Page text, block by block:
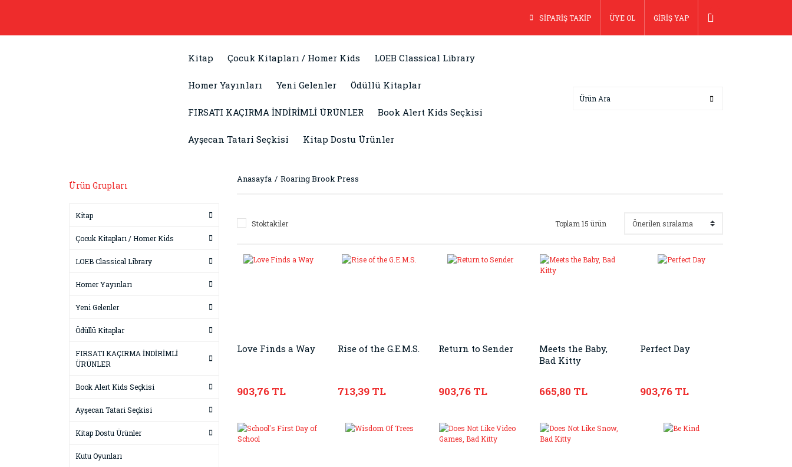
SİPARİŞ TAKİP ÜYE OL GİRİŞ YAP
Kitap Çocuk Kitapları / Homer Kids LOEB Classical Library
Homer Yayınları Yeni Gelenler Ödüllü Kitaplar
FIRSATI KAÇIRMA İNDİRİMLİ ÜRÜNLER Book Alert Kids Seçkisi
Ayşecan Tatari Seçkisi Kitap Dostu Ürünler
Ürün Grupları
Kitap
Çocuk Kitapları / Homer Kids
LOEB Classical Library
Homer Yayınları
Yeni Gelenler
Ödüllü Kitaplar
FIRSATI KAÇIRMA İNDİRİMLİ
ÜRÜNLER
Book Alert Kids Seçkisi
Ayşecan Tatari Seçkisi
Kitap Dostu Ürünler
Kutu Oyunları
Anasayfa Roaring Brook Press
Stoktakiler Toplam 15 ürün
Love Finds a Way
903,76 TL
Rise of the G.E.M.S.
713,39 TL
Return to Sender
903,76 TL
Meets the Baby,
Bad Kitty
665,80 TL
Perfect Day
903,76 TL